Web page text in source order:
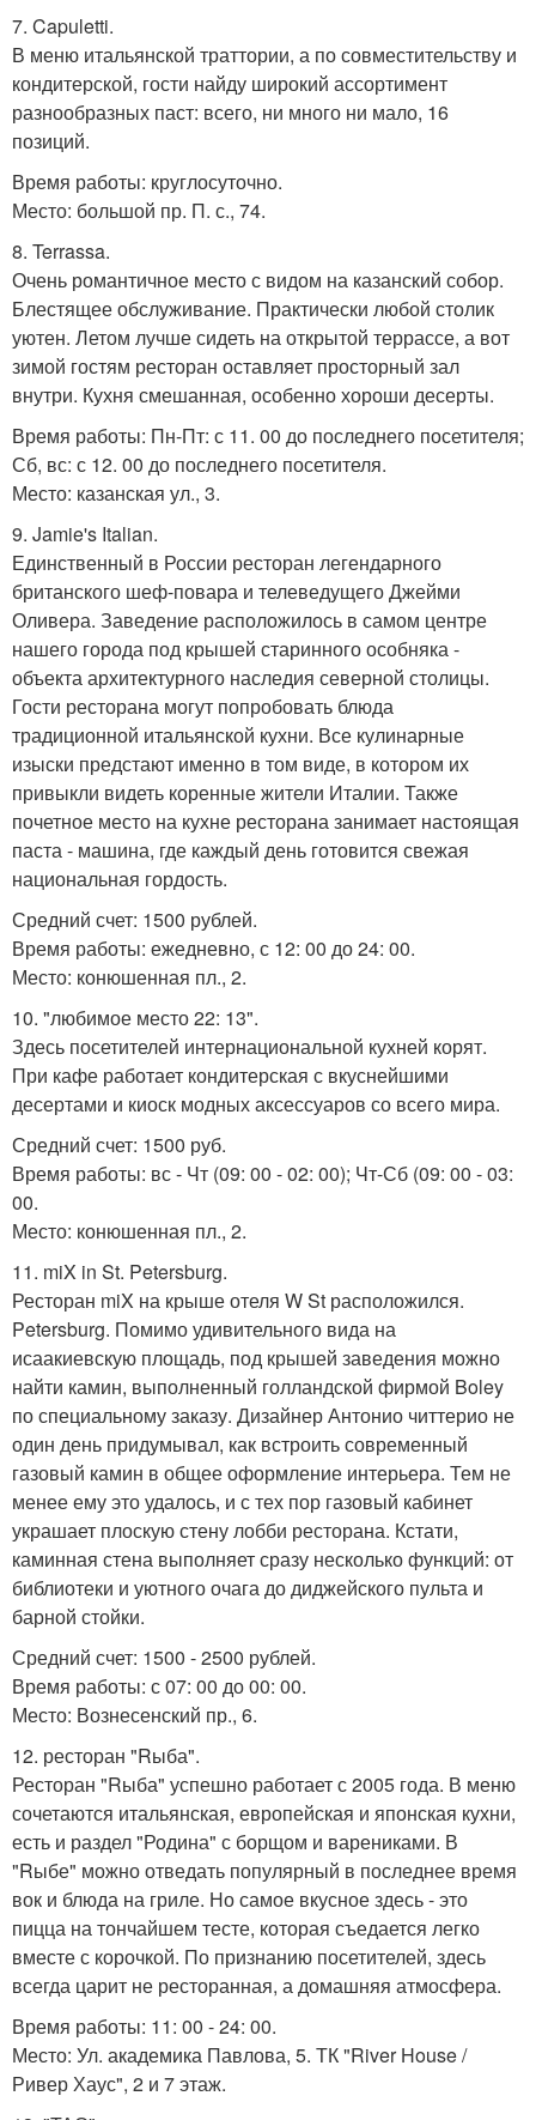
7. Capuletti.
В меню итальянской траттории, а по совместительству и
кондитерской, гости найду широкий ассортимент
разнообразных паст: всего, ни много ни мало, 16
позиций.
Время работы: круглосуточно.
Место: большой пр. П. с., 74.
8. Terrassa.
Очень романтичное место с видом на казанский собор.
Блестящее обслуживание. Практически любой столик
уютен. Летом лучше сидеть на открытой террассе, а вот
зимой гостям ресторан оставляет просторный зал
внутри. Кухня смешанная, особенно хороши десерты.
Время работы: Пн-Пт: с 11. 00 до последнего посетителя;
Сб, вс: с 12. 00 до последнего посетителя.
Место: казанская ул., 3.
9. Jamie's Italian.
Единственный в России ресторан легендарного
британского шеф-повара и телеведущего Джейми
Оливера. Заведение расположилось в самом центре
нашего города под крышей старинного особняка -
объекта архитектурного наследия северной столицы.
Гости ресторана могут попробовать блюда
традиционной итальянской кухни. Все кулинарные
изыски предстают именно в том виде, в котором их
привыкли видеть коренные жители Италии. Также
почетное место на кухне ресторана занимает настоящая
паста - машина, где каждый день готовится свежая
национальная гордость.
Средний счет: 1500 рублей.
Время работы: ежедневно, с 12: 00 до 24: 00.
Место: конюшенная пл., 2.
10. "любимое место 22: 13".
Здесь посетителей интернациональной кухней корят.
При кафе работает кондитерская с вкуснейшими
десертами и киоск модных аксессуаров со всего мира.
Средний счет: 1500 руб.
Время работы: вс - Чт (09: 00 - 02: 00); Чт-Сб (09: 00 - 03:
00.
Место: конюшенная пл., 2.
11. miX in St. Petersburg.
Ресторан miX на крыше отеля W St расположился.
Petersburg. Помимо удивительного вида на
исаакиевскую площадь, под крышей заведения можно
найти камин, выполненный голландской фирмой Boley
по специальному заказу. Дизайнер Антонио читтерио не
один день придумывал, как встроить современный
газовый камин в общее оформление интерьера. Тем не
менее ему это удалось, и с тех пор газовый кабинет
украшает плоскую стену лобби ресторана. Кстати,
каминная стена выполняет сразу несколько функций: от
библиотеки и уютного очага до диджейского пульта и
барной стойки.
Средний счет: 1500 - 2500 рублей.
Время работы: с 07: 00 до 00: 00.
Место: Вознесенский пр., 6.
12. ресторан "Rыба".
Ресторан "Rыба" успешно работает с 2005 года. В меню
сочетаются итальянская, европейская и японская кухни,
есть и раздел "Родина" с борщом и варениками. В
"Rыбе" можно отведать популярный в последнее время
вок и блюда на гриле. Но самое вкусное здесь - это
пицца на тончайшем тесте, которая съедается легко
вместе с корочкой. По признанию посетителей, здесь
всегда царит не ресторанная, а домашняя атмосфера.
Время работы: 11: 00 - 24: 00.
Место: Ул. академика Павлова, 5. ТК "River House /
Ривер Хаус", 2 и 7 этаж.